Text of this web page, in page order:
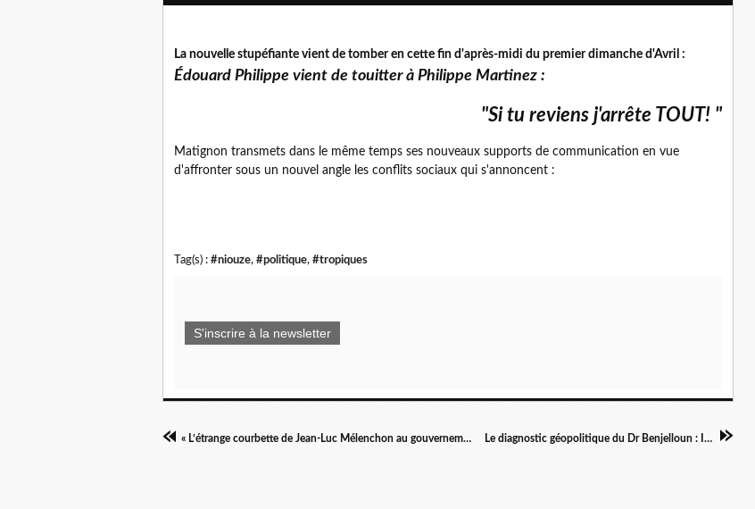
La nouvelle stupéfiante vient de tomber en cette fin d'après-midi du premier dimanche d'Avril :
Édouard Philippe vient de touitter à Philippe Martinez :
"Si tu reviens j'arrête TOUT! "
Matignon transmets dans le même temps ses nouveaux supports de communication en vue
d'affronter sous un nouvel angle les conflits sociaux qui s'annoncent :
Tag(s) : #niouze, #politique, #tropiques
S'inscrire à la newsletter
« L’étrange courbette de Jean-Luc Mélenchon au gouvernement en place», par Bruno Adrie Le diagnostic géopolitique du Dr Benjelloun : Israël, nouvelle tendance.